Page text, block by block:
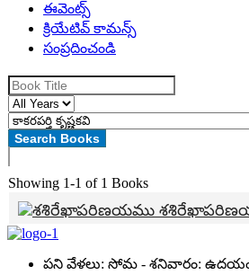
ఈవెంట్స్
క్రియేటివ్ కామన్స్
సంప్రదించండి
Showing 1-1 of 1 Books
పని వేళలు: సోమ - శనివారం: ఉదయం